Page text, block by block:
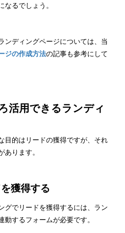
なるでしょう。
ンディングページについては、当
ジの作成方法の記事も参考にして
活用できるランディ
目的はリードの獲得ですが、それ
あります。
獲得する
グでリードを獲得するには、ラン
するフォームが必要です。